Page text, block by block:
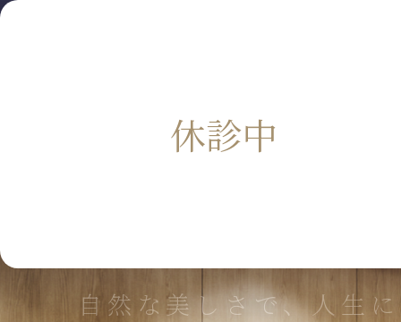
休診中
自然な美しさで、人生